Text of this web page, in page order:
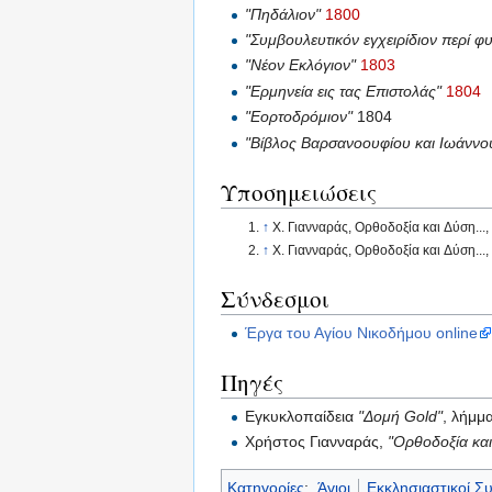
"Πηδάλιον" 1800
"Συμβουλευτικόν εγχειρίδιον περί
"Νέον Εκλόγιον" 1803
"Ερμηνεία εις τας Επιστολάς" 1804
"Εορτοδρόμιον"1804
"Βίβλος Βαρσανοουφίου και
Υποσημειώσεις
↑ Χ. Γιανναράς, Ορθοδοξία και
↑ Χ. Γιανναράς, Ορθοδοξία και
Σύνδεσμοι
Έργα του Αγίου Νικοδήμου online
Πηγές
Εγκυκλοπαίδεια "Δομή Gold",
Χρήστος Γιανναράς, "Ορθοδοξία
Κατηγορίες: Άγιοι Εκκλησιαστικοί